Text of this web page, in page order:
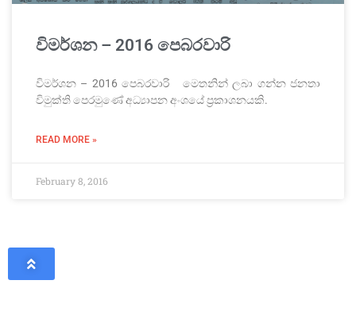
විමර්ශන – 2016 පෙබරවාරි
විමර්ශන – 2016 පෙබරවාරි මෙතනින් ලබා ගන්න ජනතා
විමුක්ති පෙරමුණේ අධ්‍යාපන අංශයේ ප්‍රකාශනයකි.
READ MORE »
February 8, 2016